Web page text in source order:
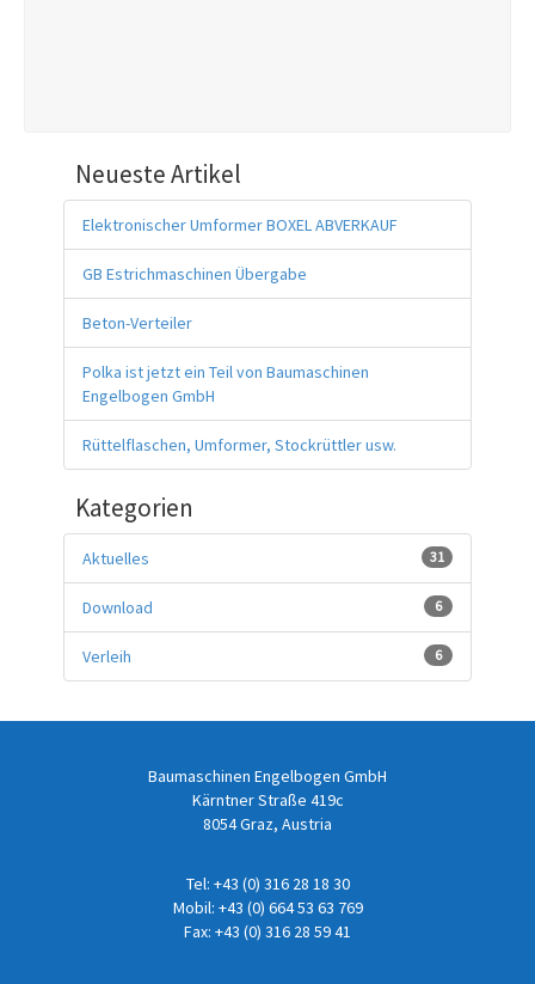
Neueste Artikel
Elektronischer Umformer BOXEL ABVERKAUF
GB Estrichmaschinen Übergabe
Beton-Verteiler
Polka ist jetzt ein Teil von Baumaschinen
Engelbogen GmbH
Rüttelflaschen, Umformer, Stockrüttler usw.
Kategorien
31
Aktuelles
6
Download
6
Verleih
Baumaschinen Engelbogen GmbH
Kärntner Straße 419c
8054 Graz, Austria
Tel: +43 (0) 316 28 18 30
Mobil: +43 (0) 664 53 63 769
Fax: +43 (0) 316 28 59 41